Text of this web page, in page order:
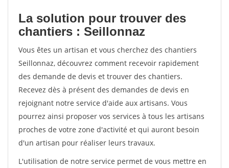
La solution pour trouver des
chantiers : Seillonnaz
Vous êtes un artisan et vous cherchez des chantiers
Seillonnaz, découvrez comment recevoir rapidement
des demande de devis et trouver des chantiers.
Recevez dès à présent des demandes de devis en
rejoignant notre service d'aide aux artisans. Vous
pourrez ainsi proposer vos services à tous les artisans
proches de votre zone d'activité et qui auront besoin
d'un artisan pour réaliser leurs travaux.
L'utilisation de notre service permet de vous mettre en